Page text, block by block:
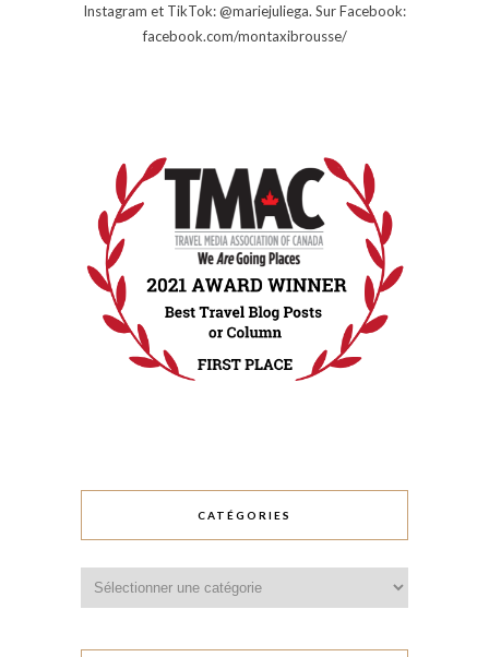
Instagram et TikTok: @mariejuliega. Sur Facebook:
facebook.com/montaxibrousse/
CATÉGORIES